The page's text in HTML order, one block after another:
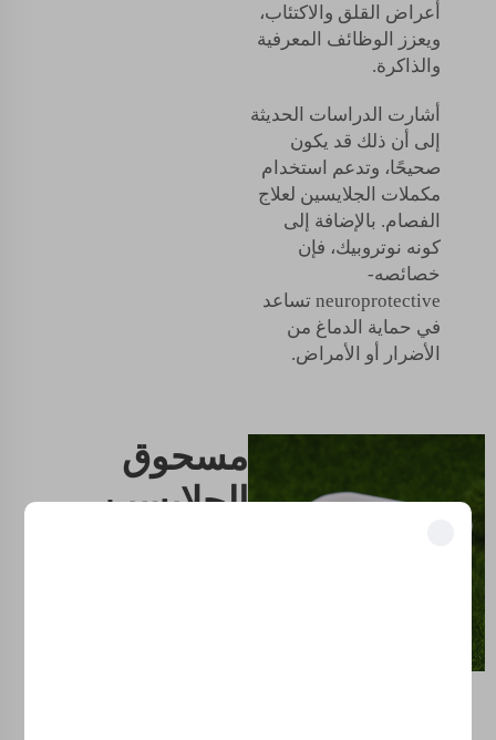
أعراض القلق والاكتئاب،
ويعزز الوظائف المعرفية
والذاكرة.
أشارت الدراسات الحديثة
إلى أن ذلك قد يكون
صحيحًا، وتدعم استخدام
مكملات الجلايسين لعلاج
الفصام. بالإضافة إلى
كونه نوتروبيك، فإن
خصائصه-
neuroprotective تساعد
في حماية الدماغ من
الأضرار أو الأمراض.
مسحوق
الجلايسين